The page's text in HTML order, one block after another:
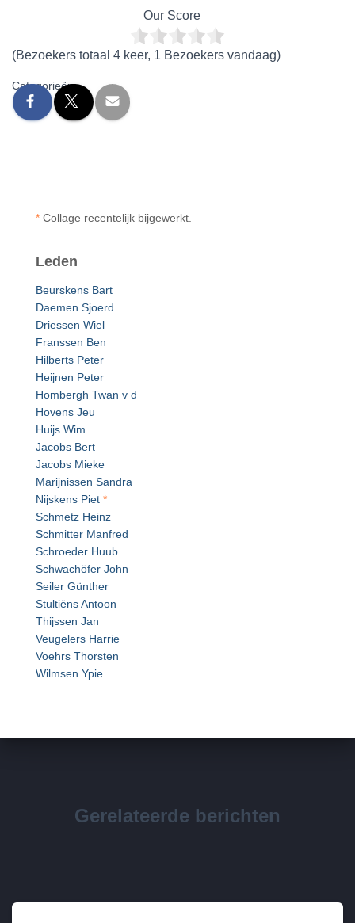
Our Score
(Bezoekers totaal 4 keer, 1 Bezoekers vandaag)
Categorieën:
* Collage recentelijk bijgewerkt.
Leden
Beurskens Bart
Daemen Sjoerd
Driessen Wiel
Franssen Ben
Hilberts Peter
Heijnen Peter
Hombergh Twan v d
Hovens Jeu
Huijs Wim
Jacobs Bert
Jacobs Mieke
Marijnissen Sandra
Nijskens Piet *
Schmetz Heinz
Schmitter Manfred
Schroeder Huub
Schwachöfer John
Seiler Günther
Stultiëns Antoon
Thijssen Jan
Veugelers Harrie
Voehrs Thorsten
Wilmsen Ypie
Gerelateerde berichten